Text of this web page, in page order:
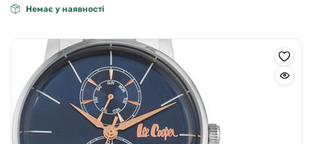
Немає у наявності